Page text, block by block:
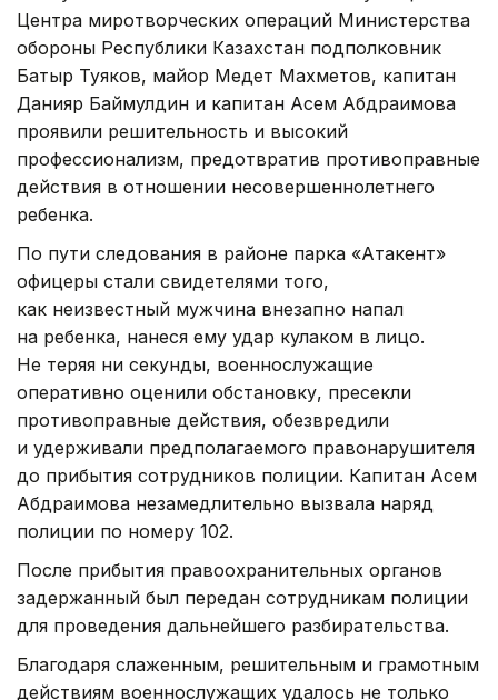
Центра миротворческих операций Министерства
обороны Республики Казахстан подполковник
Батыр Туяков, майор Медет Махметов, капитан
Данияр Баймулдин и капитан Асем Абдраимова
проявили решительность и высокий
профессионализм, предотвратив противоправные
действия в отношении несовершеннолетнего
ребенка.
По пути следования в районе парка «Атакент»
офицеры стали свидетелями того,
как неизвестный мужчина внезапно напал
на ребенка, нанеся ему удар кулаком в лицо.
Не теряя ни секунды, военнослужащие
оперативно оценили обстановку, пресекли
противоправные действия, обезвредили
и удерживали предполагаемого правонарушителя
до прибытия сотрудников полиции. Капитан Асем
Абдраимова незамедлительно вызвала наряд
полиции по номеру 102.
После прибытия правоохранительных органов
задержанный был передан сотрудникам полиции
для проведения дальнейшего разбирательства.
Благодаря слаженным, решительным и грамотным
действиям военнослужащих удалось не только